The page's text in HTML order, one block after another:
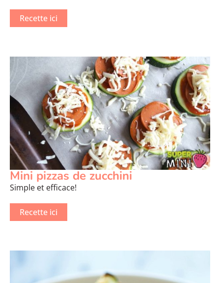
Recette ici
Mini pizzas de zucchini
Simple et efficace!
Recette ici